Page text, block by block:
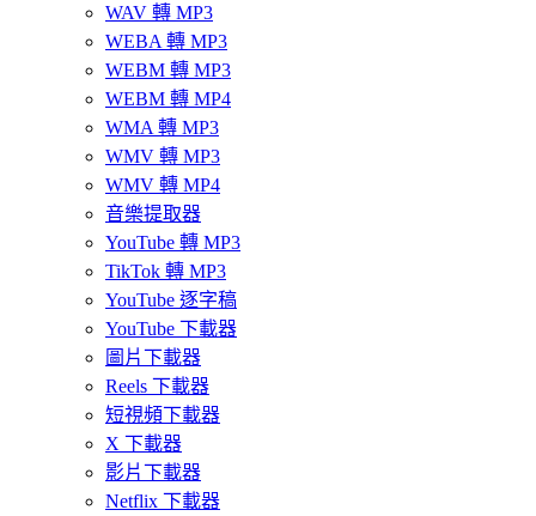
WAV 轉 MP3
WEBA 轉 MP3
WEBM 轉 MP3
WEBM 轉 MP4
WMA 轉 MP3
WMV 轉 MP3
WMV 轉 MP4
音樂提取器
YouTube 轉 MP3
TikTok 轉 MP3
YouTube 逐字稿
YouTube 下載器
圖片下載器
Reels 下載器
短視頻下載器
X 下載器
影片下載器
Netflix 下載器